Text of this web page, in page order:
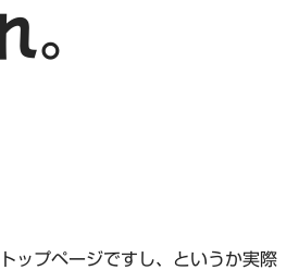
。
ップページですし、というか実際